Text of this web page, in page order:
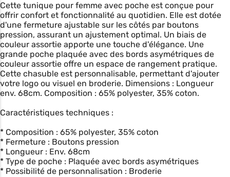
Cette tunique pour femme avec poche est conçue pour
offrir confort et fonctionnalité au quotidien. Elle est dotée
d'une fermeture ajustable sur les côtés par boutons
pression, assurant un ajustement optimal. Un biais de
couleur assortie apporte une touche d'élégance. Une
grande poche plaquée avec des bords asymétriques de
couleur assortie offre un espace de rangement pratique.
Cette chasuble est personnalisable, permettant d'ajouter
votre logo ou visuel en broderie. Dimensions : Longueur
env. 68cm. Composition : 65% polyester, 35% coton.
Caractéristiques techniques :
* Composition : 65% polyester, 35% coton
* Fermeture : Boutons pression
* Longueur : Env. 68cm
* Type de poche : Plaquée avec bords asymétriques
* Possibilité de personnalisation : Broderie